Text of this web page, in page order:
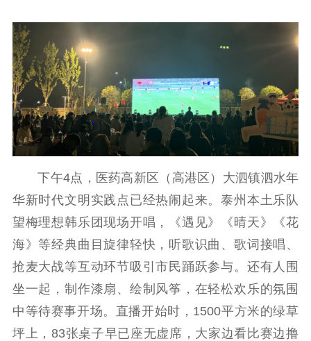
下午4点，医药高新区（高港区）大泗镇泗水年
华新时代文明实践点已经热闹起来。泰州本土乐队
望梅理想韩乐团现场开唱，《遇见》《晴天》《花
海》等经典曲目旋律轻快，听歌识曲、歌词接唱、
抢麦大战等互动环节吸引市民踊跃参与。还有人围
坐一起，制作漆扇、绘制风筝，在轻松欢乐的氛围
中等待赛事开场。直播开始时，1500平方米的绿草
坪上，83张桌子早已座无虚席，大家边看比赛边撸